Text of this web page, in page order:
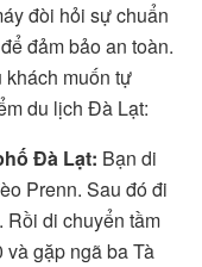
đòi hỏi sự chuẩn
đảm bảo an toàn.
muốn tự
du lịch Đà Lạt:
Đà Lạt: Bạn di
Prenn. Sau đó đi
Rồi di chuyển tầm
gặp ngã ba Tà